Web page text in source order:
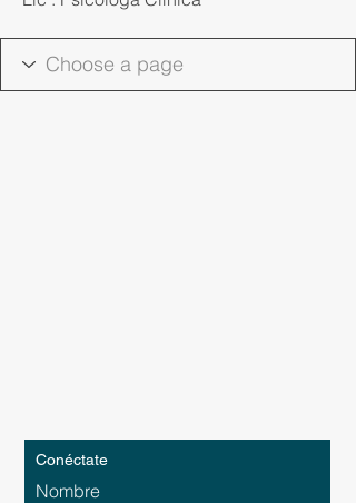
Conéctate
Nombre